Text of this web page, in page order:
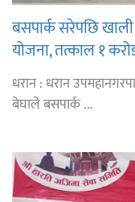
बसपार्क सरेपछि
योजना, तत्काल १
धरान : धरान
बेघाले बसपार्क ...